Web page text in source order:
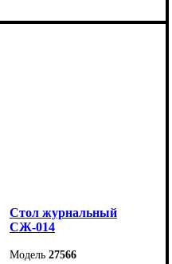
Ширина: 60 см
Стол журнальный
СЖ-014
27566